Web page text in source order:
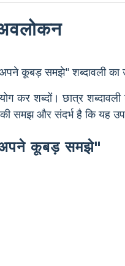
कूबड़ समझे" शब्दावली का
कर शब्दों। छात्र
और संदर्भ है कि यह
कूबड़ समझे"